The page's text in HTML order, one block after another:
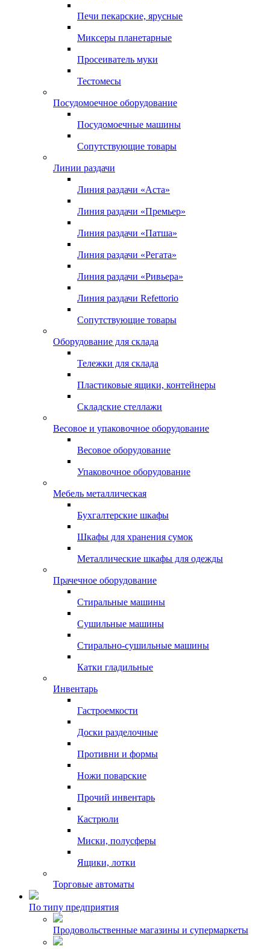
Печи пекарские, ярусные
Миксеры планетарные
Просеиватель муки
Тестомесы
Посудомоечное оборудование
Посудомоечные машины
Сопутствующие товары
Линии раздачи
Линия раздачи «Аста»
Линия раздачи «Премьер»
Линия раздачи «Патша»
Линия раздачи «Регата»
Линия раздачи «Ривьера»
Линия раздачи Refettorio
Сопутствующие товары
Оборудование для склада
Тележки для склада
Пластиковые ящики, контейнеры
Складские стеллажи
Весовое и упаковочное оборудование
Весовое оборудование
Упаковочное оборудование
Мебель металлическая
Бухгалтерские шкафы
Шкафы для хранения сумок
Металлические шкафы для одежды
Прачечное оборудование
Стиральные машины
Сушильные машины
Стирально-сушильные машины
Катки гладильные
Инвентарь
Гастроемкости
Доски разделочные
Противни и формы
Ножи поварские
Прочий инвентарь
Кастрюли
Миски, полусферы
Ящики, лотки
Торговые автоматы
По типу предприятия
Продовольственные магазины и супермаркеты